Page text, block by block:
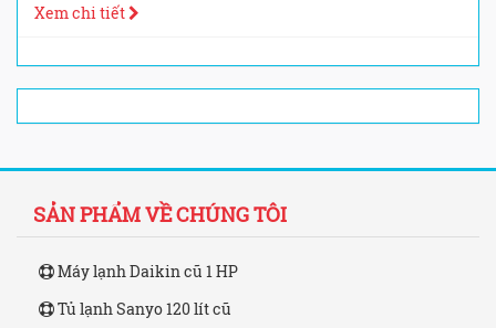
Xem chi tiết
SẢN PHẨM VỀ CHÚNG TÔI
Máy lạnh Daikin cũ 1 HP
Tủ lạnh Sanyo 120 lít cũ